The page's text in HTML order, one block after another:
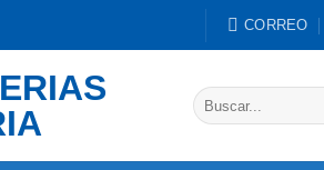
CORREO
Buscar
por: